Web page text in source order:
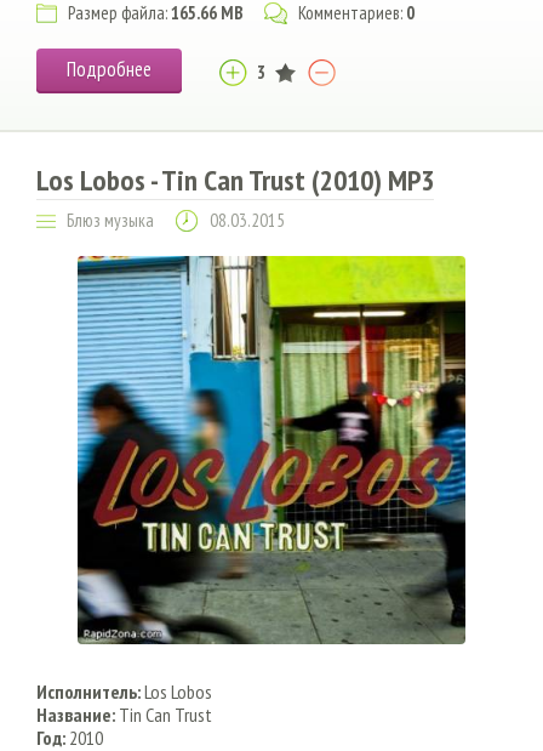
Размер файла:165.66 MB Комментариев: 0
Подробнее 3
Los Lobos - Tin Can Trust (2010) MP3
Блюз музыка 08.03.2015
Исполнитель:Los Lobos
Название: Tin Can Trust
Год: 2010